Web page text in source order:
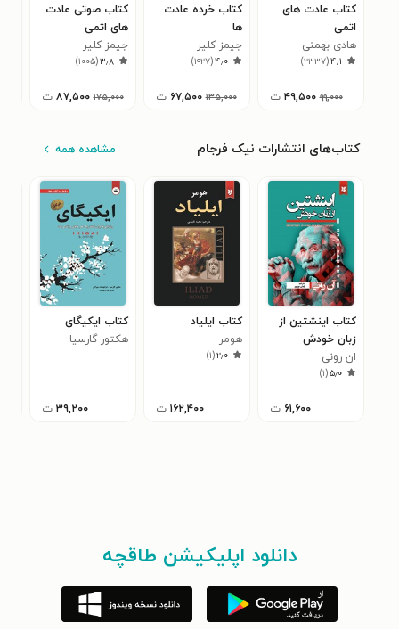
کتاب عادت های
اتمی
هادی بهمنی
۴٫۱(۲۳۳۷)
۹۹,۰۰۰ ۴۹,۵۰۰ ت
کتاب خرده‌ عادت
ها
جیمز کلیر
۴٫۰(۱۹۲۷)
۱۳۵,۰۰۰ ۶۷,۵۰۰ ت
کتاب صوتی عادت‌
های اتمی
جیمز کلیر
۳٫۸(۱۰۰۵)
۱۷۵,۰۰۰ ۸۷,۵۰۰ ت
کتاب‌های انتشارات نیک فرجام مشاهده همه
کتاب اینشتین از
زبان خودش
ان رونی
۵٫۰(۱)
۶۱,۶۰۰ ت
کتاب ایلیاد
هومر ‍
۲٫۰(۱)
۱۶۲,۴۰۰ ت
کتاب ایکیگای
هکتور گارسیا
۳۹,۲۰۰ ت
دانلود اپلیکیشن طاقچه